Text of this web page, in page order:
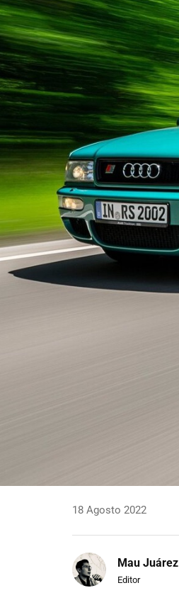
18 Agosto 2022
Mau Juárez
Editor